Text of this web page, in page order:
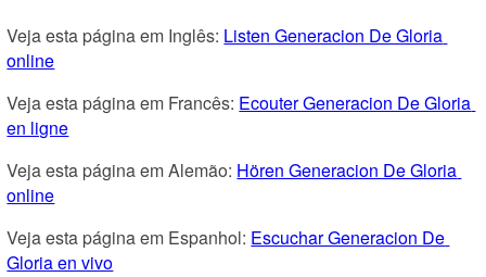
Veja esta página em Inglês: Listen Generacion De Gloria
online
Veja esta página em Francês: Ecouter Generacion De Gloria
en ligne
Veja esta página em Alemão: Hören Generacion De Gloria
online
Veja esta página em Espanhol: Escuchar Generacion De
Gloria en vivo